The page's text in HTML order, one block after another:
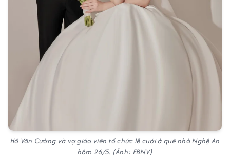
Hồ Văn Cường và vợ giáo viên tổ chức lễ cưới ở quê nhà Nghệ An
hôm 26/5. (Ảnh: FBNV)